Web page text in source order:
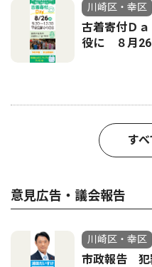
川崎区・幸区
古着寄付Ｄ
役に ８月
す
意見広告・議会報告
川崎区・幸区
市政報告 犯